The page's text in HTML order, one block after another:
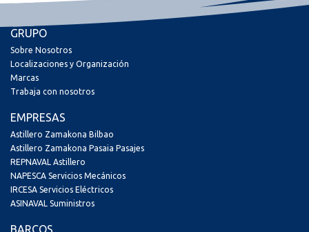
GRUPO
Sobre Nosotros
Localizaciones y Organización
Marcas
Trabaja con nosotros
EMPRESAS
Astillero Zamakona Bilbao
Astillero Zamakona Pasaia Pasajes
REPNAVAL Astillero
NAPESCA Servicios Mecánicos
IRCESA Servicios Eléctricos
ASINAVAL Suministros
BARCOS